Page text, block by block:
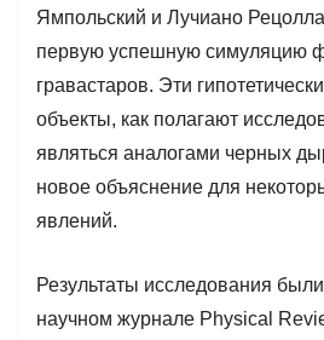
Ямпольский и Лучиано
первую успешную симуляцию
гравастаров. Эти
объекты, как полагают
являться аналогами черных
новое объяснение для
явлений.
Результаты исследования
научном журнале Physical